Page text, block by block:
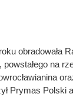
obradowała
na
Prymas Polski